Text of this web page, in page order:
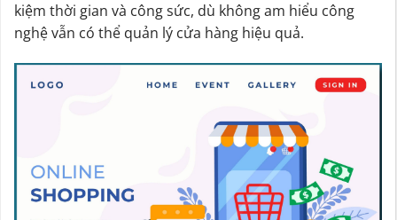
kiệm thời gian và công sức, dù không am hiểu công
nghệ vẫn có thể quản lý cửa hàng hiệu quả.